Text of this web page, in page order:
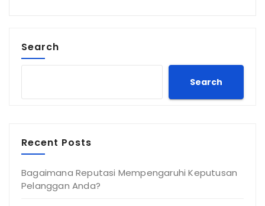
Search
Search
Recent Posts
Bagaimana Reputasi Mempengaruhi Keputusan
Pelanggan Anda?